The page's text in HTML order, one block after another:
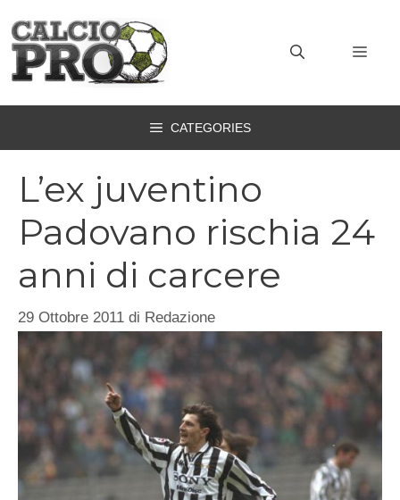
contenuto
CATEGORIES
L’ex juventino
Padovano rischia 24
anni di carcere
29 Ottobre 2011 di Redazione